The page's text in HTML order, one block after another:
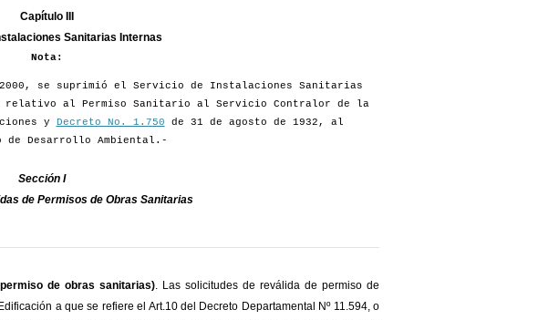
Capítulo III
Sanitarias Internas
Nota:
se suprimió el Servicio de Instalaciones Sanitarias
relativo al Permiso Sanitario al Servicio Contralor de la
y Decreto No. 1.750 de 31 de agosto de 1932, al
de Desarrollo Ambiental.-
Sección I
de Permisos de Obras Sanitarias
de obras sanitarias). Las solicitudes de reválida de permiso de
a que se refiere el Art.10 del Decreto Departamental Nº 11.594, o